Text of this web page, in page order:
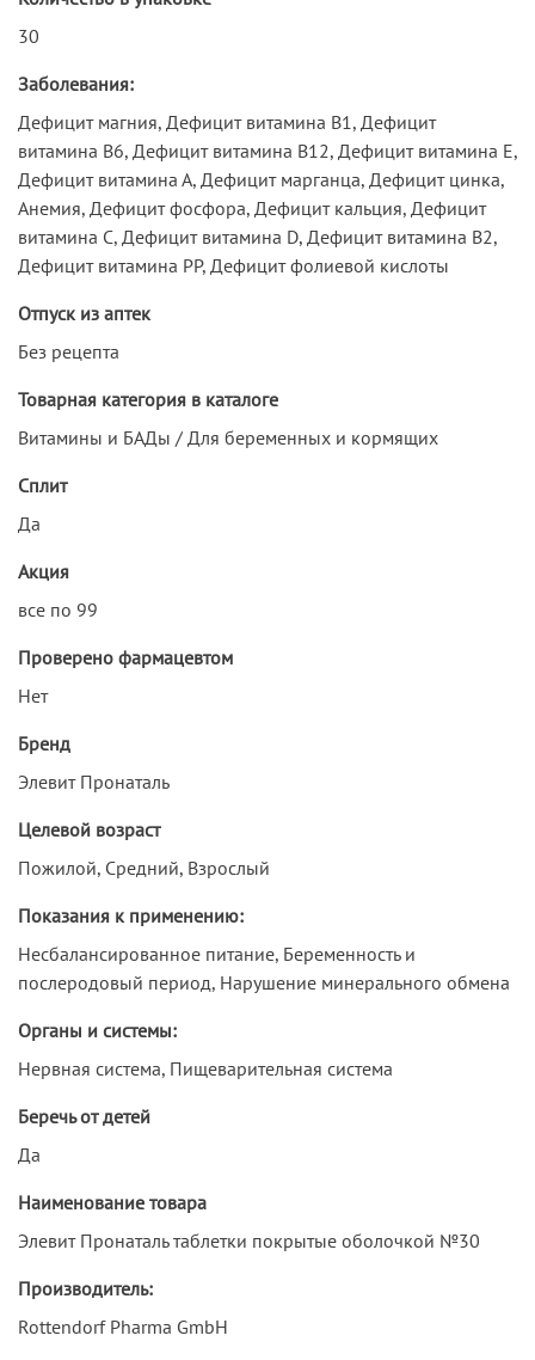
30
Заболевания:
Дефицит магния, Дефицит витамина В1, Дефицит
витамина В6, Дефицит витамина В12, Дефицит витамина Е,
Дефицит витамина А, Дефицит марганца, Дефицит цинка,
Анемия, Дефицит фосфора, Дефицит кальция, Дефицит
витамина С, Дефицит витамина D, Дефицит витамина В2,
Дефицит витамина РР, Дефицит фолиевой кислоты
Отпуск из аптек
Без рецепта
Товарная категория в каталоге
Витамины и БАДы / Для беременных и кормящих
Сплит
Да
Акция
все по 99
Проверено фармацевтом
Нет
Бренд
Элевит Пронаталь
Целевой возраст
Пожилой, Средний, Взрослый
Показания к применению:
Несбалансированное питание, Беременность и
послеродовый период, Нарушение минерального обмена
Органы и системы:
Нервная система, Пищеварительная система
Беречь от детей
Да
Наименование товара
Элевит Пронаталь таблетки покрытые оболочкой №30
Производитель:
Rottendorf Pharma GmbH